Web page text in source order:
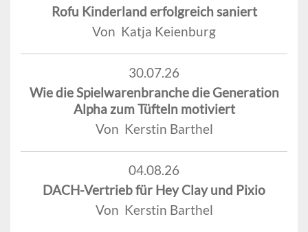
Rofu Kinderland erfolgreich saniert
Von Katja Keienburg
30.07.26
Wie die Spielwarenbranche die Generation
Alpha zum Tüfteln motiviert
Von Kerstin Barthel
04.08.26
DACH-Vertrieb für Hey Clay und Pixio
Von Kerstin Barthel